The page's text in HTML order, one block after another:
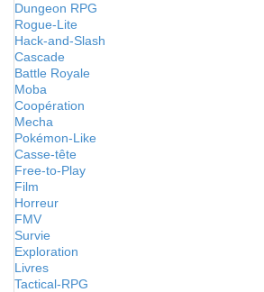
Dungeon RPG
Rogue-Lite
Hack-and-Slash
Cascade
Battle Royale
Moba
Coopération
Mecha
Pokémon-Like
Casse-tête
Free-to-Play
Film
Horreur
FMV
Survie
Exploration
Livres
Tactical-RPG